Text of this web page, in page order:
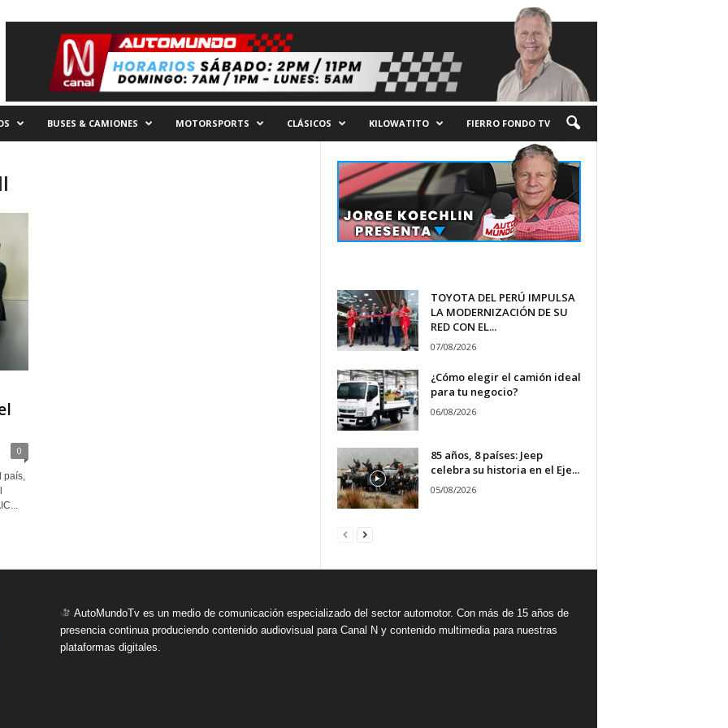
BUSES & CAMIONES MOTORSPORTS CLÁSICOS KILOWATITO FIERRO FONDO TV
0
país,
TOYOTA DEL PERÚ IMPULSA
LA MODERNIZACIÓN DE SU
RED CON EL...
07/08/2026
¿Cómo elegir el camión ideal
para tu negocio?
06/08/2026
85 años, 8 países: Jeep
celebra su historia en el Eje...
05/08/2026
AutoMundoTv es un medio de comunicación especializado del sector automotor. Con más de 15 años de
presencia continua produciendo contenido audiovisual para Canal N y contenido multimedia para nuestras
plataformas digitales.